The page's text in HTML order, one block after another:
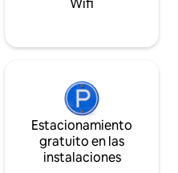
Wifi
Estacionamiento
gratuito en las
instalaciones